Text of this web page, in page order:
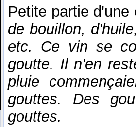
Petite partie
de bouillon,
etc. Ce vin se
goutte. Il n'en
pluie
gouttes. Des
gouttes.